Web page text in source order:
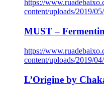
https://
content/uploads/2019/
MUST –
https://
content/uploads/2019/
L’Origine by